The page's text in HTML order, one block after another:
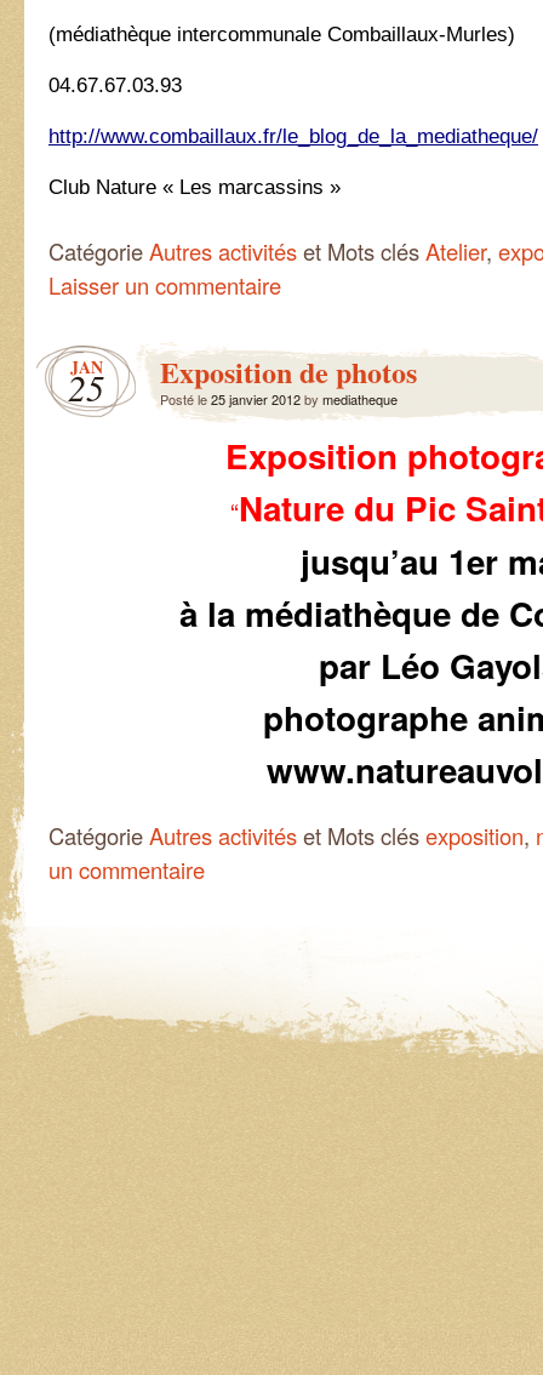
(médiathèque intercommunale Combaillaux-Murles)
04.67.67.03.93
http://www.combaillaux.fr/le_blog_de_la_mediatheque/
Club Nature « Les marcassins »
CatégorieAutres activitéset Mots clésAtelier,
Laisser un commentaire
JAN
25 Exposition de photos
Posté le25 janvier 2012by mediatheque
Exposition
“Nature du Pic
jusqu’au 1er
à la médiathèque de
par Léo
photographe
CatégorieAutres activitéset Mots clésexposition,
un commentaire